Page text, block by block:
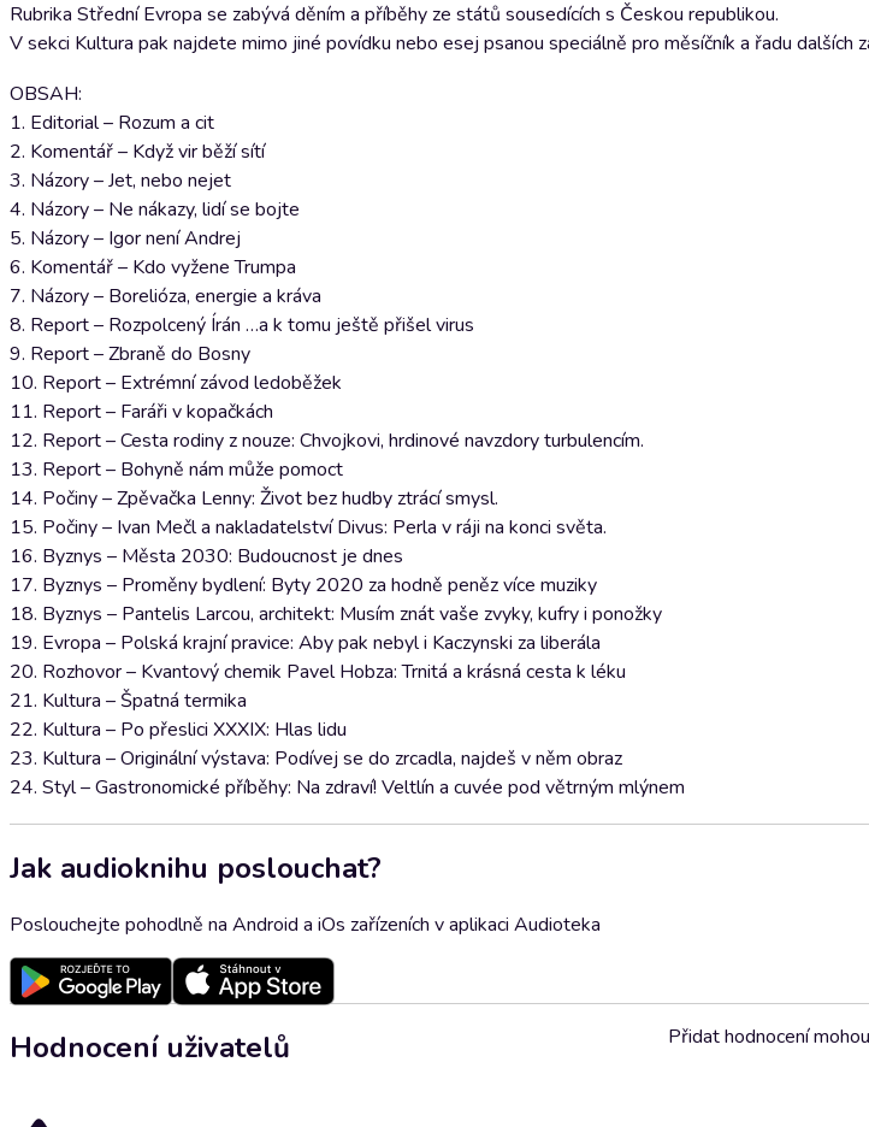
Rubrika Střední Evropa se zabývá děním a příběhy ze států sousedících s Českou republikou.
V sekci Kultura pak najdete mimo jiné povídku nebo esej psanou speciálně pro měsíčník a řadu dalších
OBSAH:
1. Editorial – Rozum a cit
2. Komentář – Když vir běží sítí
3. Názory – Jet, nebo nejet
4. Názory – Ne nákazy, lidí se bojte
5. Názory – Igor není Andrej
6. Komentář – Kdo vyžene Trumpa
7. Názory – Borelióza, energie a kráva
8. Report – Rozpolcený Írán …a k tomu ještě přišel virus
9. Report – Zbraně do Bosny
10. Report – Extrémní závod ledoběžek
11. Report – Faráři v kopačkách
12. Report – Cesta rodiny z nouze: Chvojkovi, hrdinové navzdory turbulencím.
13. Report – Bohyně nám může pomoct
14. Počiny – Zpěvačka Lenny: Život bez hudby ztrácí smysl.
15. Počiny – Ivan Mečl a nakladatelství Divus: Perla v ráji na konci světa.
16. Byznys – Města 2030: Budoucnost je dnes
17. Byznys – Proměny bydlení: Byty 2020 za hodně peněz více muziky
18. Byznys – Pantelis Larcou, architekt: Musím znát vaše zvyky, kufry i ponožky
19. Evropa – Polská krajní pravice: Aby pak nebyl i Kaczynski za liberála
20. Rozhovor – Kvantový chemik Pavel Hobza: Trnitá a krásná cesta k léku
21. Kultura – Špatná termika
22. Kultura – Po přeslici XXXIX: Hlas lidu
23. Kultura – Originální výstava: Podívej se do zrcadla, najdeš v něm obraz
24. Styl – Gastronomické příběhy: Na zdraví! Veltlín a cuvée pod větrným mlýnem
Jak audioknihu poslouchat?
Poslouchejte pohodlně na Android a iOs zařízeních v aplikaci Audioteka
Hodnocení uživatelů Přidat hodnocení